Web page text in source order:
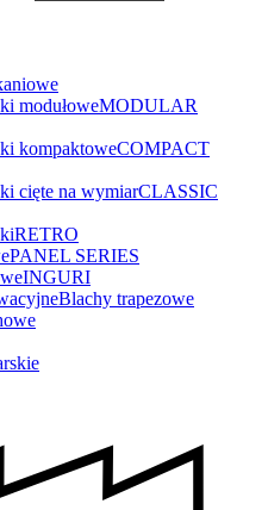
modułoweMODULAR
kompaktoweCOMPACT
cięte na wymiarCLASSIC
RETRO
PANEL SERIES
INGURI
Blachy trapezowe